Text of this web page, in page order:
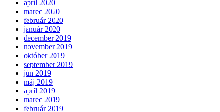
apríl 2020
marec 2020
február 2020
január 2020
december 2019
november 2019
október 2019
september 2019
jún 2019
máj 2019
apríl 2019
marec 2019
február 2019